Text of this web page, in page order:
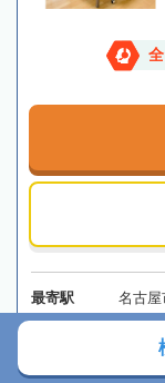
最寄駅 名古屋
〒
下407